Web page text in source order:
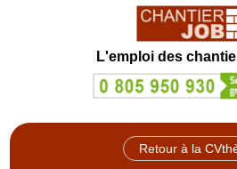
L'emploi des
Retour à la